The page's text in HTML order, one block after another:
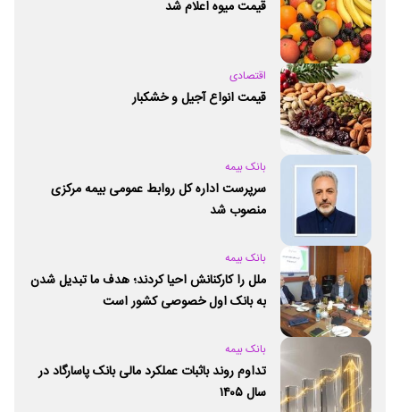
قیمت میوه اعلام شد
اقتصادی
قیمت انواع آجیل و خشکبار
بانک بیمه
سرپرست اداره کل روابط عمومی بیمه مرکزی
منصوب شد
بانک بیمه
ملل را کارکنانش احیا کردند؛ هدف ما تبدیل شدن
به بانک اول خصوصی کشور است
بانک بیمه
تداوم روند باثبات عملکرد مالی بانک پاسارگاد در
سال ۱۴۰۵